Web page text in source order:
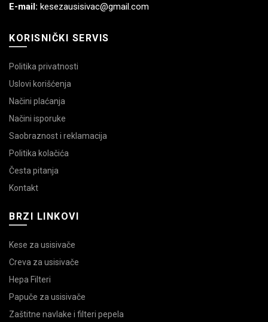
E-mail: kesezausisivac@gmail.com
KORISNIČKI SERVIS
Politika privatnosti
Uslovi korišćenja
Načini plaćanja
Načini isporuke
Saobraznost i reklamacija
Politika kolačića
Česta pitanja
Kontakt
BRZI LINKOVI
Kese za usisivače
Creva za usisivače
Hepa Filteri
Papuče za usisivače
Zaštitne navlake i filteri pepela